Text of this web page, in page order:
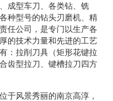
成型车刀、各类钻、铣
种型号的钻头刃磨机、精
任公司，是专门以生产各
的技术力量和先进的工艺
：拉削刀具（矩形花键拉
齿型拉刀、键槽拉刀四方
于风景秀丽的南京高淳，